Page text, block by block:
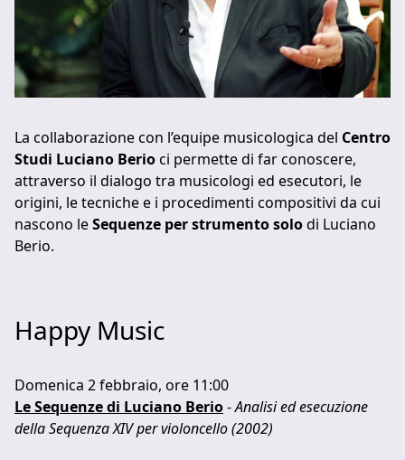
La collaborazione con l’equipe musicologica del Centro
Studi Luciano Berioci permette di far conoscere,
attraverso il dialogo tra musicologi ed esecutori, le
origini, le tecniche e i procedimenti compositivi da cui
nascono leSequenze per strumento solodi Luciano
Berio.
Happy Music
Domenica 2 febbraio, ore 11:00
Le Sequenze di Luciano Berio-Analisi ed esecuzione
della Sequenza XIV per violoncello (2002)